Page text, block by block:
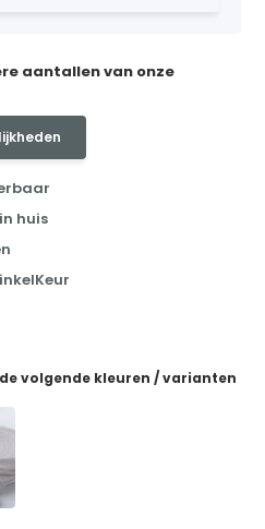
aantallen van onze
huis
volgende kleuren / varianten